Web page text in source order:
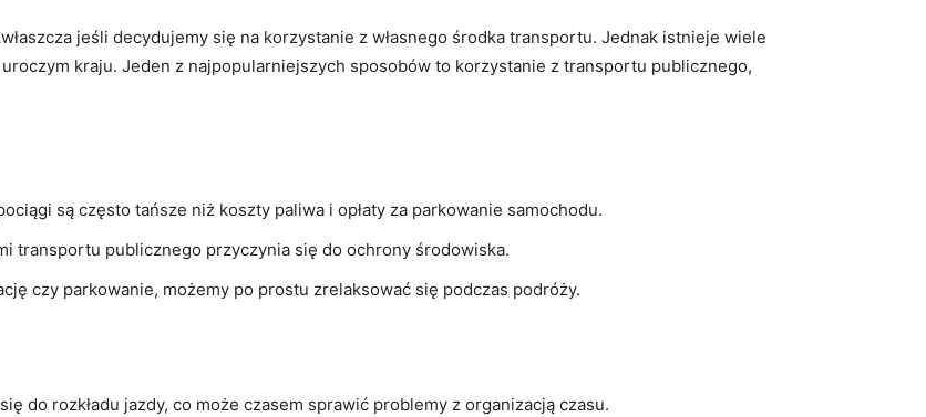
⁢jeśli decydujemy się na korzystanie z własnego środka transportu. Jednak istnieje wiele
kraju. Jeden z najpopularniejszych sposobów to⁣ korzystanie z transportu publicznego,
są⁤ często tańsze​ niż koszty ‍paliwa i opłaty za ⁤parkowanie samochodu.
transportu publicznego przyczynia się do ochrony środowiska.
czy parkowanie, możemy po prostu zrelaksować się podczas podróży.
⁢do⁣ rozkładu jazdy, co może czasem sprawić ​problemy z organizacją⁣ czasu.